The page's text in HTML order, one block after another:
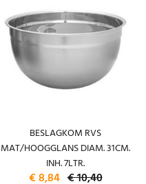
BESLAGKOM RVS
MAT/HOOGGLANS DIAM. 31CM.
INH. 7LTR.
€ 8,84 € 10,40